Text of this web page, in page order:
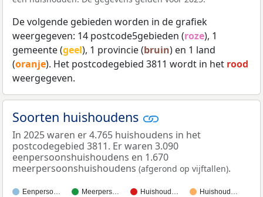
De volgende gebieden worden in de grafiek
weergegeven: 14 postcode5gebieden (roze), 1
gemeente (geel), 1 provincie (bruin) en 1 land
(oranje). Het postcodegebied 3811 wordt in het rood
weergegeven.
Soorten huishoudens
In 2025 waren er 4.765 huishoudens in het
postcodegebied 3811. Er waren 3.090
eenpersoonshuishoudens en 1.670
meerpersoonshuishoudens (afgerond op vijftallen).
Eenperso… Meerpers… Huishoud… Huishoud…